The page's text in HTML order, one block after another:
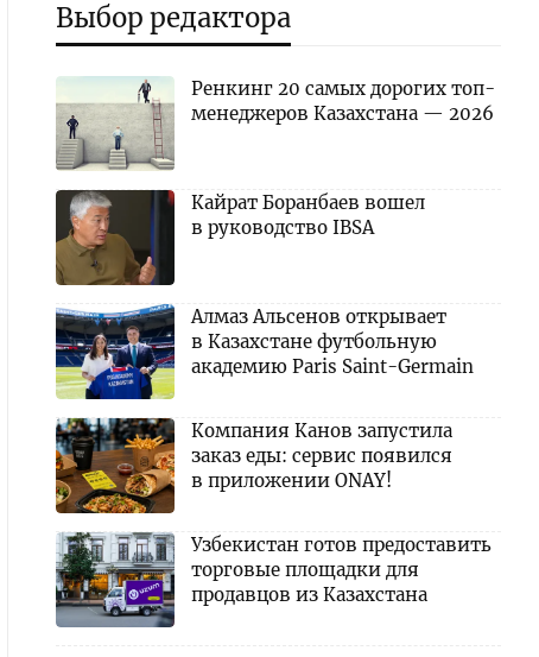
Выбор редактора
Ренкинг 20 самых дорогих топ-
менеджеров Казахстана — 2026
Кайрат Боранбаев вошел
в руководство IBSA
Алмаз Альсенов открывает
в Казахстане футбольную
академию Paris Saint-Germain
Компания Канов запустила
заказ еды: сервис появился
в приложении ONAY!
Узбекистан готов предоставить
торговые площадки для
продавцов из Казахстана